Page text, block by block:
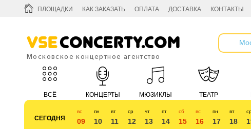
ПЛОЩАДКИ КАК ЗАКАЗАТЬ ОПЛАТА ДОСТАВКА КОНТАКТЫ
VseConcerty.com
Московское концертное агентство
ВСЁ КОНЦЕРТЫ МЮЗИКЛЫ ТЕАТР
СЕГОДНЯ
вс
09
пн
10
вт
11
ср
12
чт
13
пт
14
сб
15
вс
16
пн
17
вт
18